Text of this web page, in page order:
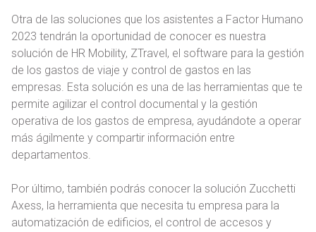
Otra de las soluciones que los asistentes a Factor Humano
2023 tendrán la oportunidad de conocer es nuestra
solución de HR Mobility, ZTravel, el software para la gestión
de los gastos de viaje y control de gastos en las
empresas. Esta solución es una de las herramientas que te
permite agilizar el control documental y la gestión
operativa de los gastos de empresa, ayudándote a operar
más ágilmente y compartir información entre
departamentos.
Por último, también podrás conocer la solución Zucchetti
Axess, la herramienta que necesita tu empresa para la
automatización de edificios, el control de accesos y